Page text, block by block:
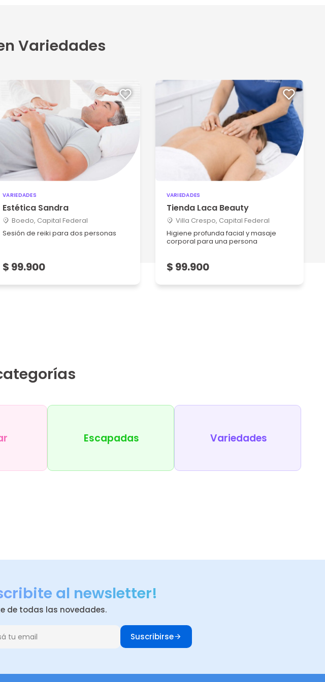
Variedades
VARIEDADES
Estética Sandra
Boedo, Capital Federal
Sesión de reiki para dos personas
$ 99.900
VARIEDADES
Tienda Laca Beauty
Villa Crespo, Capital Federal
Higiene profunda facial y masaje
corporal para una persona
$ 99.900
Escapadas Variedades
al newsletter!
de todas las novedades.
Suscribirse